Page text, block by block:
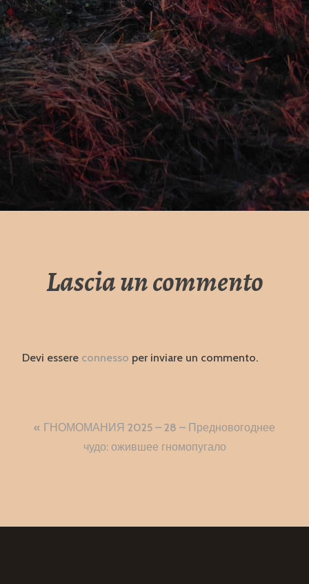
Lascia un commento
Devi essere connesso per inviare un commento.
Navigazione
articoli
ГНОМОМАНИЯ 2025 – 28 – Предновогоднее
чудо: ожившее гномопугало